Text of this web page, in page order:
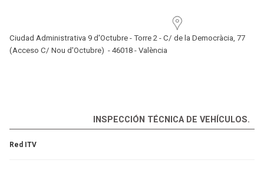
Ciudad Administrativa 9 d'Octubre - Torre 2 - C/ de la Democràcia, 77
(Acceso C/ Nou d'Octubre) - 46018 - València
INSPECCIÓN TÉCNICA DE VEHÍCULOS.
Red ITV